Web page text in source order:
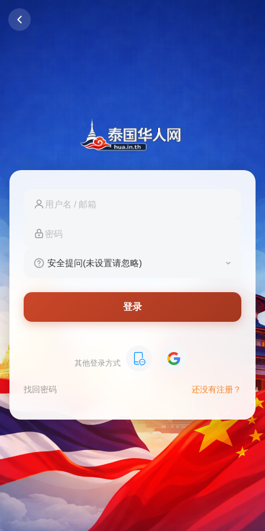
登录
其他登录方式
找回密码 还没有注册？